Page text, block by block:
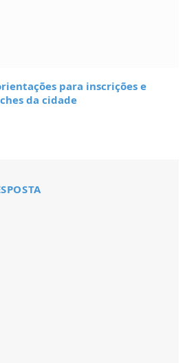
para inscrições e
da cidade